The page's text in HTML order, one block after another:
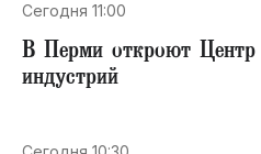
Сегодня 11:00
В Перми откроют Центр
индустрий